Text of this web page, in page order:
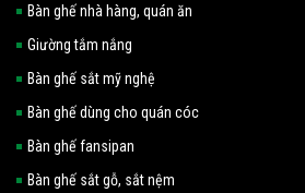
Bàn ghế nhà hàng, quán ăn
Giường tắm nắng
Bàn ghế sắt mỹ nghệ
Bàn ghế dùng cho quán cóc
Bàn ghế fansipan
Bàn ghế sắt gỗ, sắt nệm